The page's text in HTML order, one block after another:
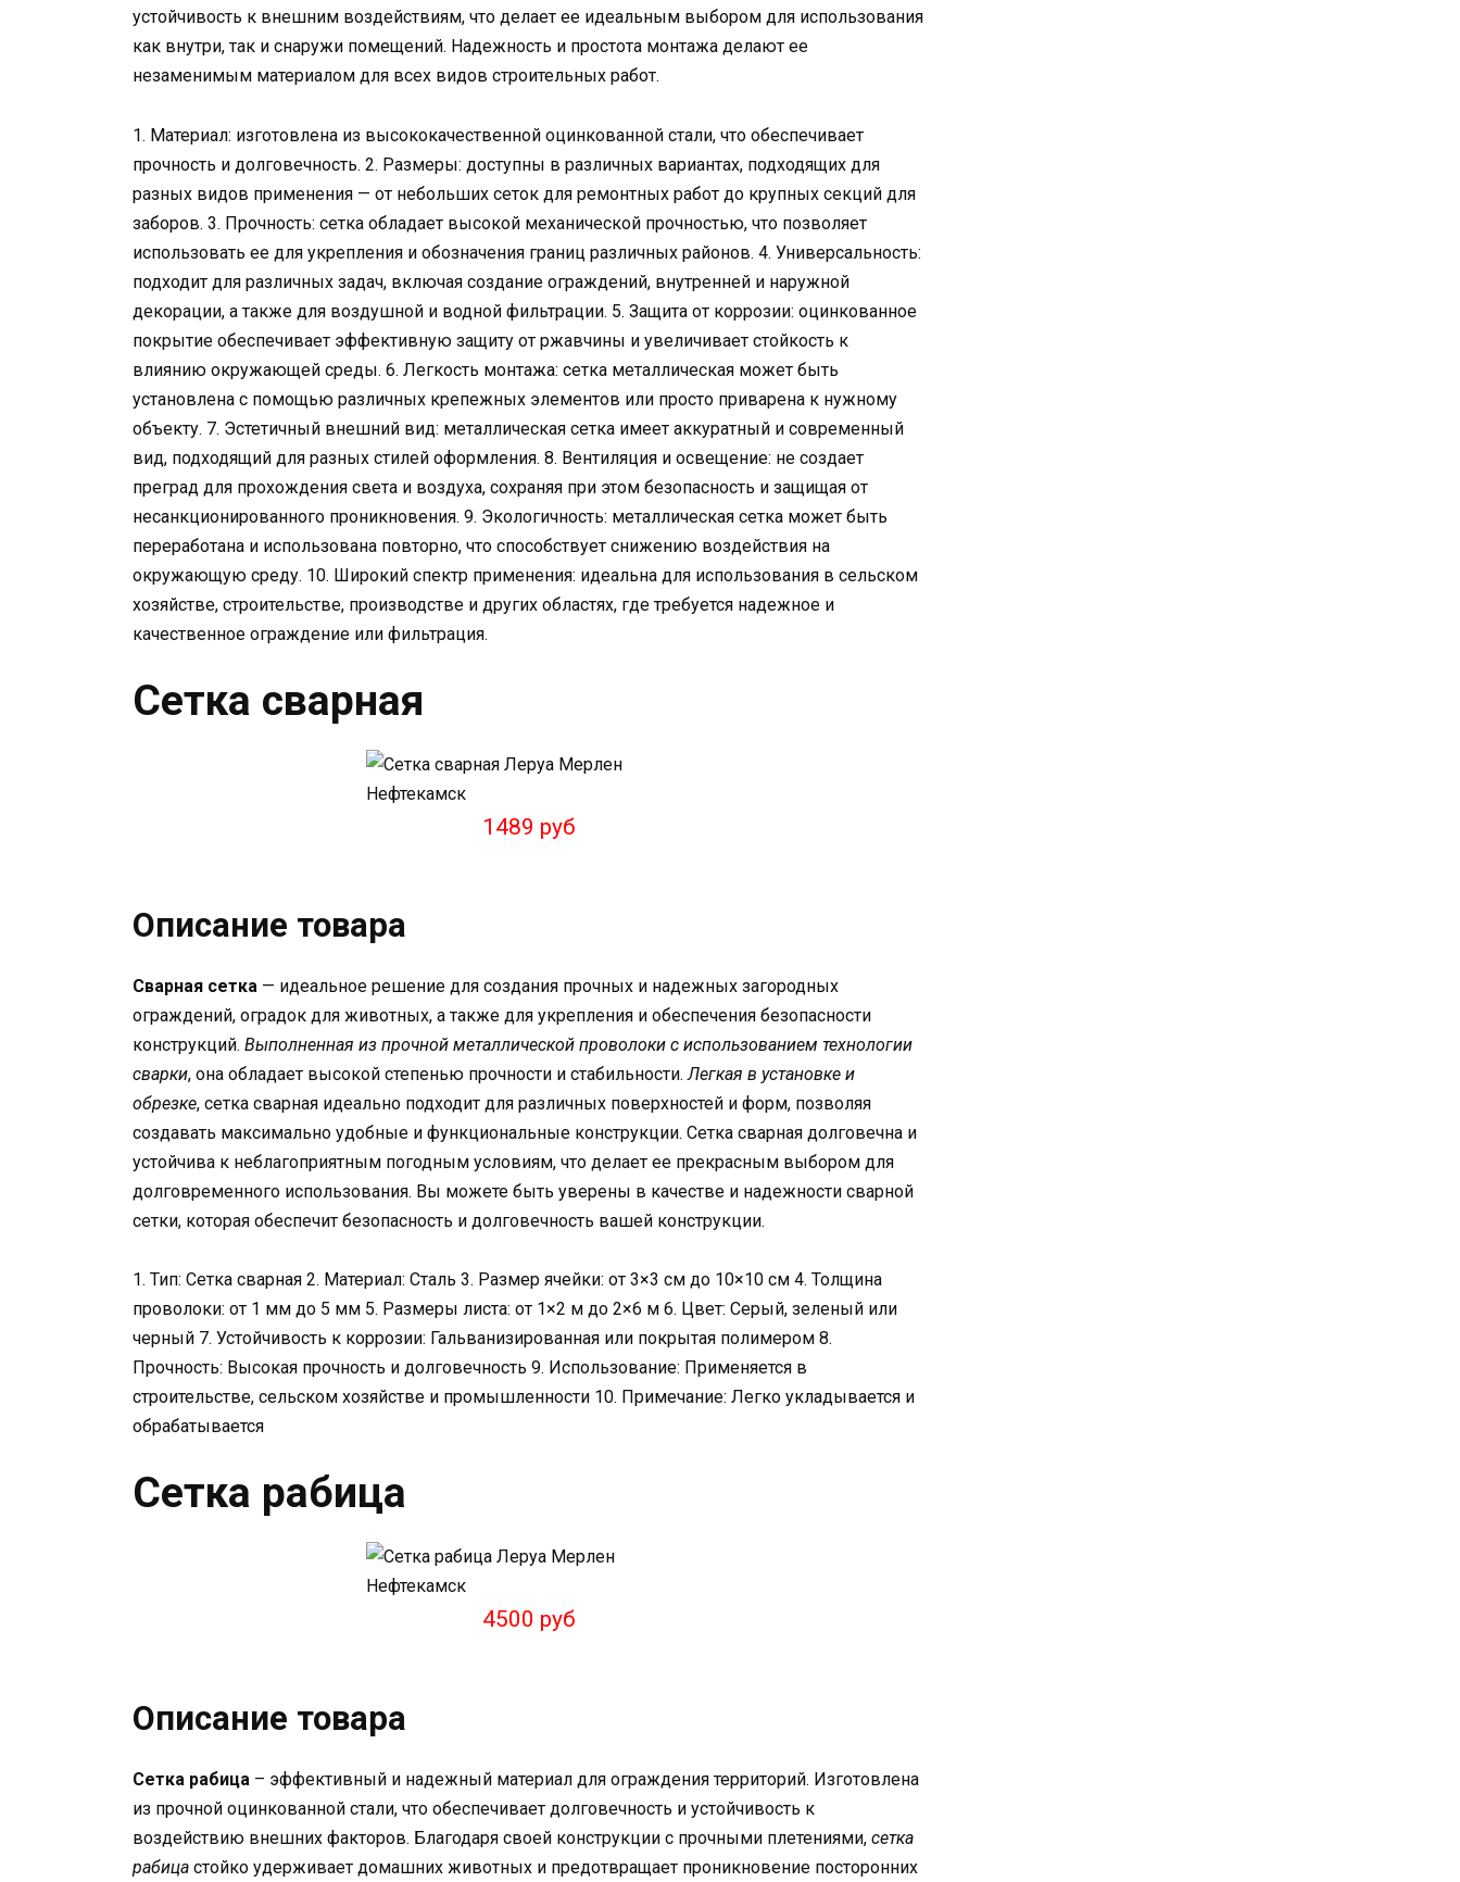
устойчивость к внешним воздействиям, что делает ее идеальным выбором для использования
как внутри, так и снаружи помещений. Надежность и простота монтажа делают ее
незаменимым материалом для всех видов строительных работ.
1. Материал: изготовлена из высококачественной оцинкованной стали, что обеспечивает
прочность и долговечность. 2. Размеры: доступны в различных вариантах, подходящих для
разных видов применения — от небольших сеток для ремонтных работ до крупных секций для
заборов. 3. Прочность: сетка обладает высокой механической прочностью, что позволяет
использовать ее для укрепления и обозначения границ различных районов. 4. Универсальность:
подходит для различных задач, включая создание ограждений, внутренней и наружной
декорации, а также для воздушной и водной фильтрации. 5. Защита от коррозии: оцинкованное
покрытие обеспечивает эффективную защиту от ржавчины и увеличивает стойкость к
влиянию окружающей среды. 6. Легкость монтажа: сетка металлическая может быть
установлена с помощью различных крепежных элементов или просто приварена к нужному
объекту. 7. Эстетичный внешний вид: металлическая сетка имеет аккуратный и современный
вид, подходящий для разных стилей оформления. 8. Вентиляция и освещение: не создает
преград для прохождения света и воздуха, сохраняя при этом безопасность и защищая от
несанкционированного проникновения. 9. Экологичность: металлическая сетка может быть
переработана и использована повторно, что способствует снижению воздействия на
окружающую среду. 10. Широкий спектр применения: идеальна для использования в сельском
хозяйстве, строительстве, производстве и других областях, где требуется надежное и
качественное ограждение или фильтрация.
Сетка сварная
1489 руб
Описание товара
Сварная сетка — идеальное решение для создания прочных и надежных загородных
ограждений, оградок для животных, а также для укрепления и обеспечения безопасности
конструкций. Выполненная из прочной металлической проволоки с использованием технологии
сварки, она обладает высокой степенью прочности и стабильности.Легкая в установке и
обрезке, сетка сварная идеально подходит для различных поверхностей и форм, позволяя
создавать максимально удобные и функциональные конструкции. Сетка сварная долговечна и
устойчива к неблагоприятным погодным условиям, что делает ее прекрасным выбором для
долговременного использования. Вы можете быть уверены в качестве и надежности сварной
сетки, которая обеспечит безопасность и долговечность вашей конструкции.
1. Тип: Сетка сварная 2. Материал: Сталь 3. Размер ячейки: от 3×3 см до 10×10 см 4. Толщина
проволоки: от 1 мм до 5 мм 5. Размеры листа: от 1×2 м до 2×6 м 6. Цвет: Серый, зеленый или
черный 7. Устойчивость к коррозии: Гальванизированная или покрытая полимером 8.
Прочность: Высокая прочность и долговечность 9. Использование: Применяется в
строительстве, сельском хозяйстве и промышленности 10. Примечание: Легко укладывается и
обрабатывается
Сетка рабица
4500 руб
Описание товара
Сетка рабица – эффективный и надежный материал для ограждения территорий. Изготовлена
из прочной оцинкованной стали, что обеспечивает долговечность и устойчивость к
воздействию внешних факторов. Благодаря своей конструкции с прочными плетениями, сетка
рабица стойко удерживает домашних животных и предотвращает проникновение посторонних